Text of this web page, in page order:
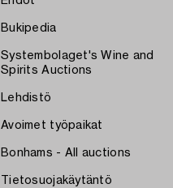
Bukipedia
Systembolaget's Wine and
Spirits Auctions
Lehdistö
Avoimet työpaikat
Bonhams - All auctions
Tietosuojakäytäntö